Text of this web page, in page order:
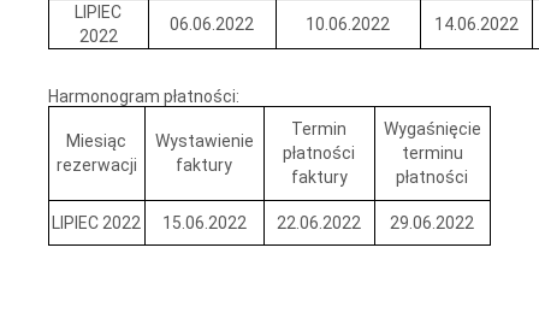
LIPIEC
2022
06.06.2022 10.06.2022 14.06.2022
Harmonogram płatności:
Miesiąc
rezerwacji
Wystawienie
faktury
Termin
płatności
faktury
Wygaśnięcie
terminu
płatności
LIPIEC 2022 15.06.2022 22.06.2022 29.06.2022